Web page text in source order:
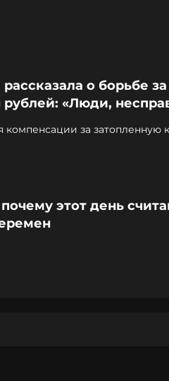
о борьбе за
«Люди,
за затопленную
этот день